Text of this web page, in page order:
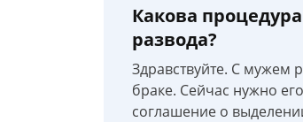
Какова
развода?
Здравствуйте. С мужем
браке. Сейчас нужно
соглашение о